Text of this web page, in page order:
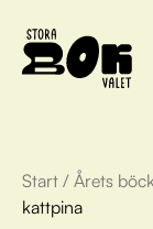
Årets
Start / Årets
kattpina